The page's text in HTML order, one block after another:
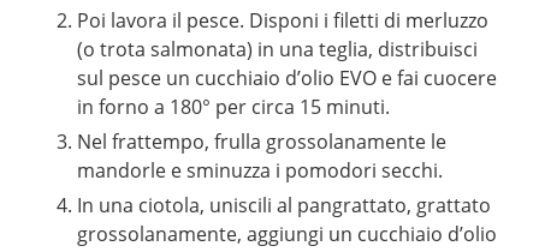
Poi lavora il pesce. Disponi i filetti di merluzzo
(o trota salmonata) in una teglia, distribuisci
sul pesce un cucchiaio d’olio EVO e fai cuocere
in forno a 180° per circa 15 minuti.
Nel frattempo, frulla grossolanamente le
mandorle e sminuzza i pomodori secchi.
In una ciotola, uniscili al pangrattato, grattato
grossolanamente, aggiungi un cucchiaio d’olio